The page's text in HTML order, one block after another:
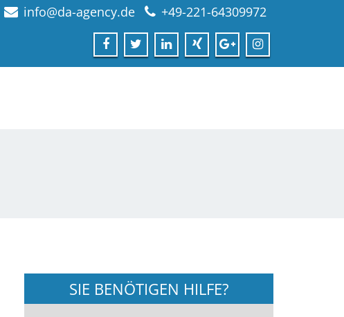
info@da-agency.de +49-221-64309972
SIE BENÖTIGEN HILFE?